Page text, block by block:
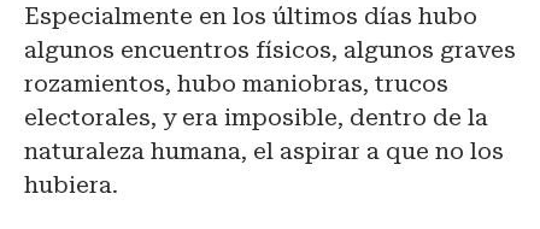
Especialmente en los últimos días hubo
algunos encuentros físicos, algunos graves
rozamientos, hubo maniobras, trucos
electorales, y era imposible, dentro de la
naturaleza humana, el aspirar a que no los
hubiera.